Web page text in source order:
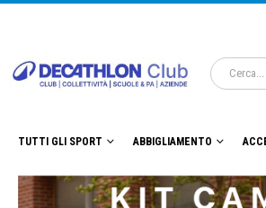
TUTTI GLI SPORT ABBIGLIAMENTO